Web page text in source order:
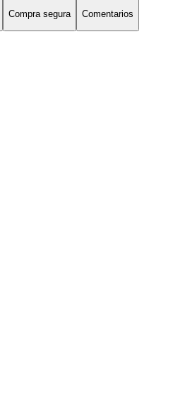
Compra segura Comentarios